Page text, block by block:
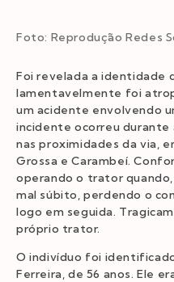
Foto: Reprodução Redes
Foi revelada a identidade
lamentavelmente foi
um acidente envolvendo
incidente ocorreu
nas proximidades da via,
Grossa e Carambeí.
operando o trator
mal súbito, perdendo o
logo em seguida.
próprio trator.
O indivíduo foi
Ferreira, de 56 anos. Ele